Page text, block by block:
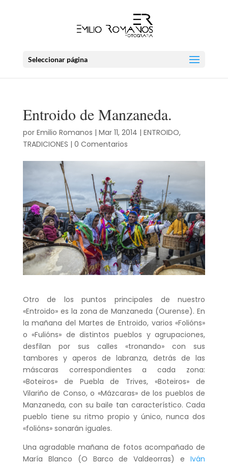
Seleccionar página
Entroido de Manzaneda.
por Emilio Romanos | Mar 11, 2014 | ENTROIDO,
TRADICIONES | 0 Comentarios
Otro de los puntos principales de nuestro
«Entroido» es la zona de Manzaneda (Ourense). En
la mañana del Martes de Entroido, varios «Folións»
o «Fulións» de distintos pueblos y agrupaciones,
desfilan por sus calles «tronando» con sus
tambores y aperos de labranza, detrás de las
máscaras correspondientes a cada zona:
«Boteiros» de Puebla de Trives, «Boteiros» de
Vilariño de Conso, o «Mázcaras» de los pueblos de
Manzaneda, con su baile tan característico. Cada
pueblo tiene su ritmo propio y único, nunca dos
«folións» sonarán iguales.
Una agradable mañana de fotos acompañado de
María Blanco (O Barco de Valdeorras) eIván